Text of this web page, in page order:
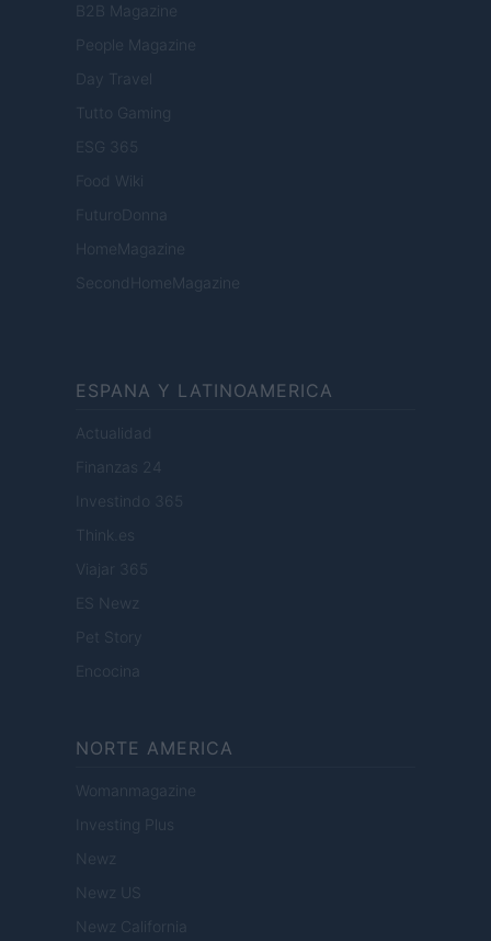
B2B Magazine
People Magazine
Day Travel
Tutto Gaming
ESG 365
Food Wiki
FuturoDonna
HomeMagazine
SecondHomeMagazine
ESPANA Y LATINOAMERICA
Actualidad
Finanzas 24
Investindo 365
Think.es
Viajar 365
ES Newz
Pet Story
Encocina
NORTE AMERICA
Womanmagazine
Investing Plus
Newz
Newz US
Newz California